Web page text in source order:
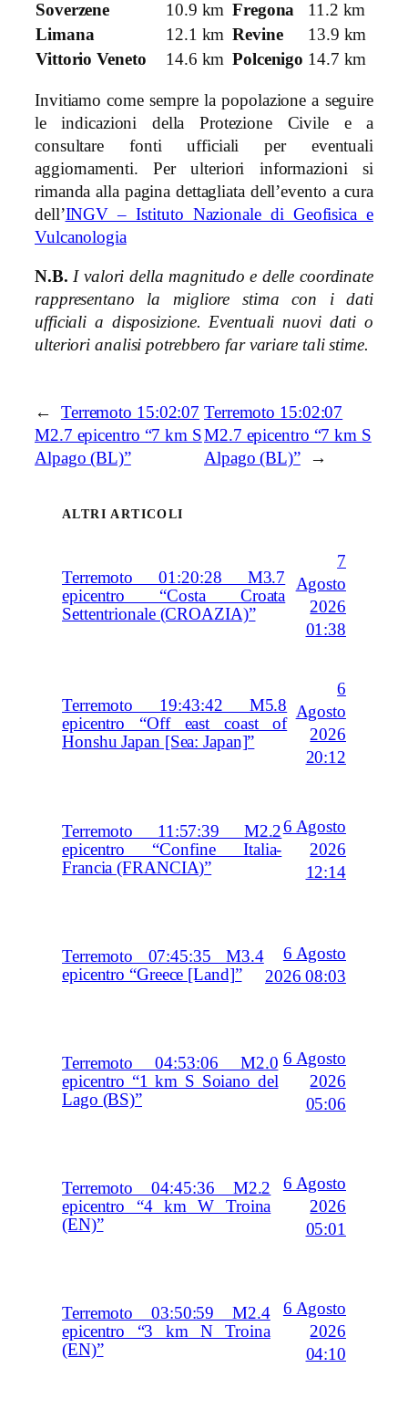
Soverzene
10.9 km Fregona
11.2 km
Limana
12.1 km Revine
13.9 km
Vittorio Veneto
14.6 km Polcenigo 14.7 km
Invitiamo come sempre la popolazione a seguire
le indicazioni della Protezione Civile e a
consultare fonti ufficiali per eventuali
aggiornamenti. Per ulteriori informazioni si
rimanda alla pagina dettagliata dell’evento a cura
dell’INGV – Istituto Nazionale di Geofisica e
Vulcanologia
N.B. I valori della magnitudo e delle coordinate
rappresentano la migliore stima con i dati
ufficiali a disposizione. Eventuali nuovi dati o
ulteriori analisi potrebbero far variare tali stime.
←
Terremoto 15:02:07
M2.7 epicentro “7 km S
Alpago (BL)”
Terremoto 15:02:07
M2.7 epicentro “7 km S
Alpago (BL)”
→
ALTRI ARTICOLI
Terremoto 01:20:28 M3.7
epicentro “Costa Croata
Settentrionale (CROAZIA)”
7
Agosto
2026
01:38
Terremoto 19:43:42 M5.8
epicentro “Off east coast of
Honshu Japan [Sea: Japan]”
6
Agosto
2026
20:12
Terremoto 11:57:39 M2.2
epicentro “Confine Italia-
Francia (FRANCIA)”
6 Agosto
2026
12:14
Terremoto 07:45:35 M3.4
epicentro “Greece [Land]”
6 Agosto
2026 08:03
Terremoto 04:53:06 M2.0
epicentro “1 km S Soiano del
Lago (BS)”
6 Agosto
2026
05:06
Terremoto 04:45:36 M2.2
epicentro “4 km W Troina
(EN)”
6 Agosto
2026
05:01
Terremoto 03:50:59 M2.4
epicentro “3 km N Troina
(EN)”
6 Agosto
2026
04:10